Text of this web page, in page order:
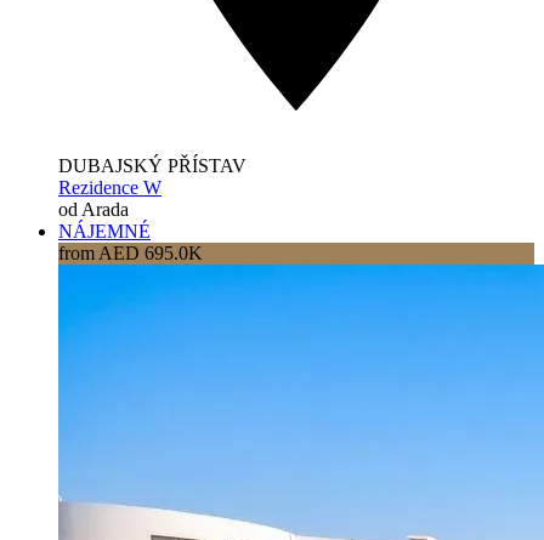
DUBAJSKÝ PŘÍSTAV
Rezidence W
od Arada
NÁJEMNÉ
from AED 695.0K